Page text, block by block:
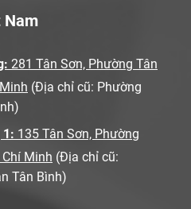
Nam
281 Tân Sơn, Phường Tân
(Địa chỉ cũ: Phường
1: 135 Tân Sơn, Phường
Chí Minh (Địa chỉ cũ:
Tân Bình)